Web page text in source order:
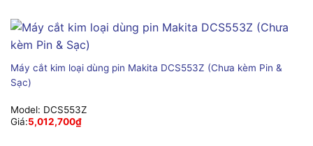
Máy cắt kim loại dùng pin Makita DCS553Z (Chưa kèm Pin &
Sạc)
Model: DCS553Z
Giá:5,012,700₫